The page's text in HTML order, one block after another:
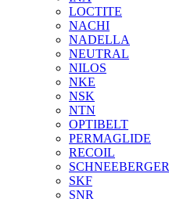
LOCTITE
NACHI
NADELLA
NEUTRAL
NILOS
NKE
NSK
NTN
OPTIBELT
PERMAGLIDE
RECOIL
SCHNEEBERGER
SKF
SNR